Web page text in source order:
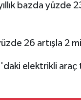
bazda yüzde
26 artışla 2
elektrikli araç